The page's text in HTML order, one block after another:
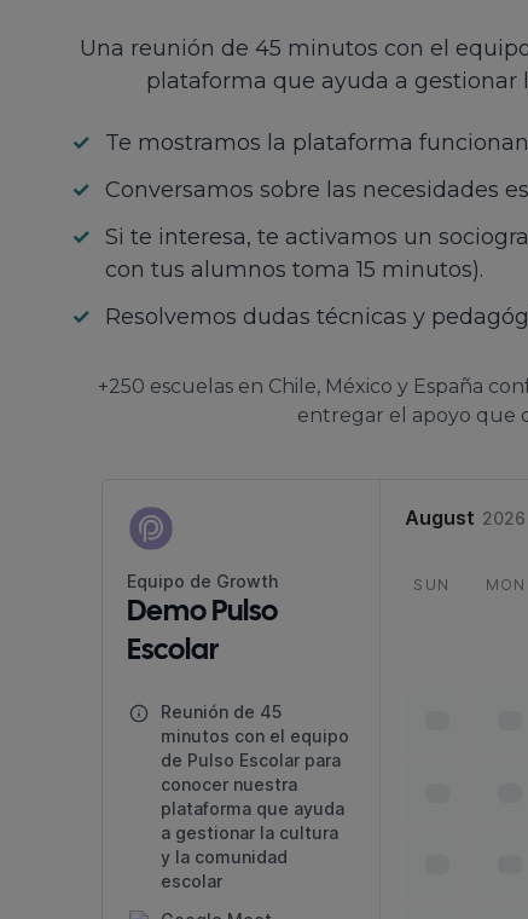
Una reunión de 45 minutos con el
plataforma que ayuda a gestionar
✓
Te mostramos la plataforma
✓
Conversamos sobre las necesidades
✓ Si te interesa, te activamos un
con tus alumnos toma 15 minutos).
✓
Resolvemos dudas técnicas y
+250 escuelas en Chile, México y España
entregar el apoyo que